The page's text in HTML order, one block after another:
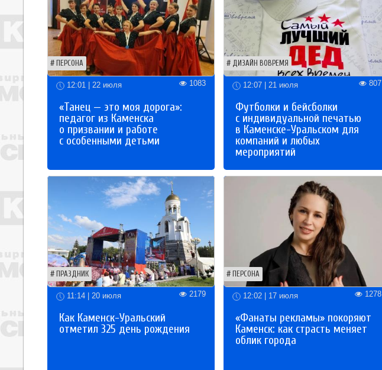
ПЕРСОНА
12:01 | 22 июля 1083
«Танец — это моя дорога»:
педагог из Каменска
о призвании и работе
с особенными детьми
ДИЗАЙН ВОВРЕМЯ
12:07 | 21 июля 807
Футболки и бейсболки
с индивидуальной печатью
в Каменске-Уральском для
компаний и любых
мероприятий
ПРАЗДНИК
11:14 | 20 июля 2179
Как Каменск-Уральский
отметил 325 день рождения
ПЕРСОНА
12:02 | 17 июля 1278
«Фанаты рекламы» покоряют
Каменск: как страсть меняет
облик города